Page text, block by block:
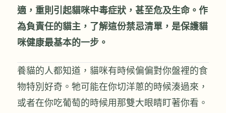
適，重則引起貓咪中毒症狀，甚至危及生命。作
為負責任的貓主，了解這份禁忌清單，是保護貓
咪健康最基本的一步。
養貓的人都知道，貓咪有時候偏偏對你盤裡的食
物特別好奇。牠可能在你切洋蔥的時候湊過來，
或者在你吃葡萄的時候用那雙大眼睛盯著你看。